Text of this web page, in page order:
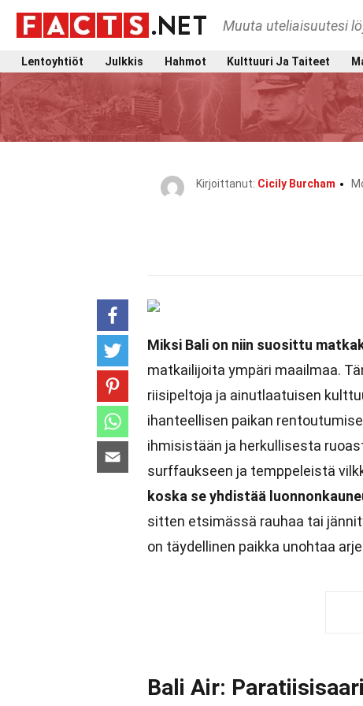
Muuta uteliaisuutesi
Lentoyhtiöt Julkkis Hahmot Kulttuuri Ja Taiteet
Kirjoittanut: Cicily Burcham
Miksi Bali on niin suosittu
matkailijoita ympäri maailmaa.
riisipeltoja ja ainutlaatuisen
ihanteellisen paikan
ihmisistään ja herkullisesta
surffaukseen ja temppeleistä
koska se yhdistää
sitten etsimässä rauhaa tai
on täydellinen paikka unohtaa
Bali Air: Paratiisisaari